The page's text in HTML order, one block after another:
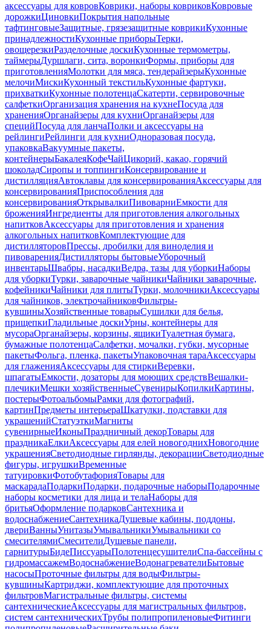
аксессуары для ковровКоврики, наборы ковриковКовровые
дорожкиЦиновкиПокрытия напольные
тафтинговыеЗащитные, грязезащитные коврикиКухонные
принадлежностиКухонные приборыТерки,
овощерезкиРазделочные доскиКухонные термометры,
таймерыДуршлаги, сита, воронкиФормы, приборы для
приготовленияМолотки для мяса, тендерайзерыКухонные
мелочиМискиКухонный текстильКухонные фартуки,
прихваткиКухонные полотенцаСкатерти, сервировочные
салфеткиОрганизация хранения на кухнеПосуда для
храненияОрганайзеры для кухниОрганайзеры для
специйПосуда для ланчаПолки и аксессуары на
рейлингиРейлинги для кухниОдноразовая посуда,
упаковкаВакуумные пакеты,
контейнерыБакалеяКофеЧайЦикорий, какао, горячий
шоколадСиропы и топпингиКонсервирование и
дистилляцияАвтоклавы для консервированияАксессуары для
консервированияПриспособления для
консервированияОткрывалкиПивоварниЕмкости для
броженияИнгредиенты для приготовления алкогольных
напитковАксессуары для приготовления и хранения
алкогольных напитковКомплектующие для
дистилляторовПрессы, дробилки для виноделия и
пивоваренияДистилляторы бытовыеУборочный
инвентарьШвабры, насадкиВедра, тазы для уборкиНаборы
для уборкиТурки, заварочные чайникиЧайники заварочные,
кофейникиЧайники для плитыТурки, молочникиАксессуары
для чайников, электрочайниковФильтры-
кувшиныХозяйственные товарыСушилки для белья,
прищепкиГладильные доскиУрны, контейнеры для
мусораОрганайзеры, корзины, ящикиТуалетная бумага,
бумажные полотенцаСалфетки, мочалки, губки, мусорные
пакетыФольга, пленка, пакетыУпаковочная тараАксессуары
для глаженияАксессуары для стиркиВеревки,
шпагатыЕмкости, дозаторы для моющих средствВешалки-
плечикиМешки хозяйственныеСувенирыКопилкиКартины,
постерыФотоальбомыРамки для фотографий,
картинПредметы интерьераШкатулки, подставки для
украшенийСтатуэткиМагниты
сувенирныеИконыПраздничный декорТовары для
праздникаЕлкиАксессуары для елей новогоднихНовогодние
украшенияСветодиодные гирлянды, декорацииСветодиодные
фигуры, игрушкиВременные
татуировкиФотобутафорияТовары для
маскарадаПодаркиПодарки, подарочные наборыПодарочные
наборы косметики для лица и телаНаборы для
бритьяОформление подарковСантехника и
водоснабжениеСантехникаДушевые кабины, поддоны,
двериВанныУнитазыУмывальникиУмывальники со
смесителямиСмесителиДушевые панели,
гарнитурыБидеПиссуарыПолотенцесушителиСпа-бассейны с
гидромассажемВодоснабжениеВодонагревателиБытовые
насосыПроточные фильтры для водыФильтры-
кувшиныКартриджи, комплектующие для проточных
фильтровМагистральные фильтры, системы
сантехническиеАксессуары для магистральных фильтров,
систем сантехническихТрубы полипропиленовыеФитинги